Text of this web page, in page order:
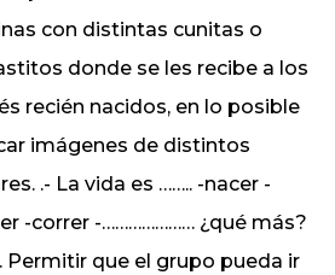
con distintas cunitas o
donde se les recibe a los
recién nacidos, en lo posible
imágenes de distintos
.- La vida es …….. -nacer -
-correr -………………… ¿qué más?
Permitir que el grupo pueda ir